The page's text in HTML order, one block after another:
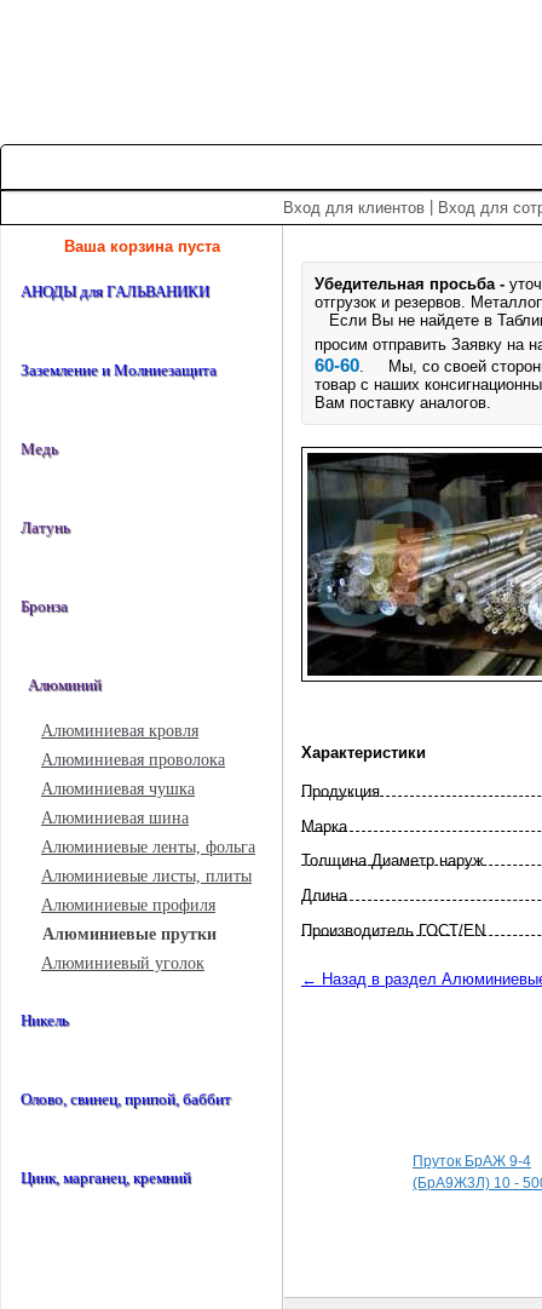
Вход для клиентов Вход для
Ваша корзина пуста
АНОДЫ для ГАЛЬВАНИКИ
Заземление и Молниезащита
Медь
Латунь
Бронза
Алюминий
Алюминиевая кровля
Алюминиевая проволока
Алюминиевая чушка
Алюминиевая шина
Алюминиевые ленты, фольга
Алюминиевые листы, плиты
Алюминиевые профиля
Алюминиевые прутки
Алюминиевый уголок
Никель
Олово, свинец, припой, баббит
Цинк, марганец, кремний
Убедительная просьба -
отгрузок и резервов.
Если Вы не найдете в
просим отправить Заявку на
60-60. Мы, со своей
товар с наших
Вам поставку аналогов.
Характеристики
Продукция
Марка
Толщина Диаметр наруж
Длина
Произво­дитель ГОСТ/EN
← Назад в раздел
Пруток БрАЖ 9-4
(БрА9Ж3Л) 10 -